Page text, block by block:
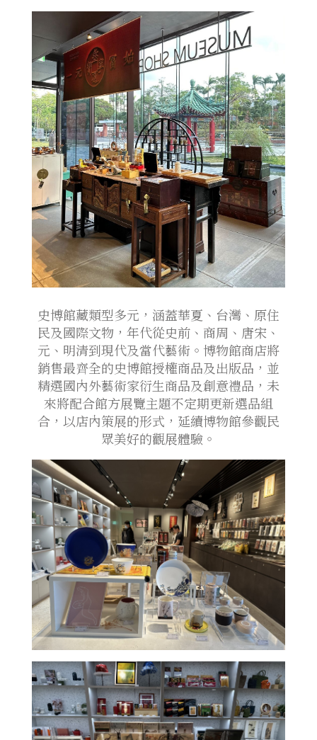
史博館藏類型多元，涵蓋華夏、台灣、原住
民及國際文物，年代從史前、商周、唐宋、
元、明清到現代及當代藝術。博物館商店將
銷售最齊全的史博館授權商品及出版品，並
精選國內外藝術家衍生商品及創意禮品，未
來將配合館方展覽主題不定期更新選品組
合，以店內策展的形式，延續博物館參觀民
眾美好的觀展體驗。